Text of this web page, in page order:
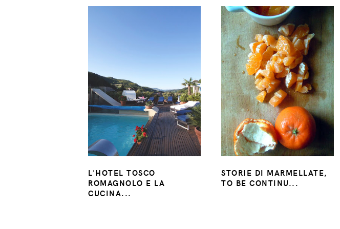
L'HOTEL TOSCO
ROMAGNOLO E LA
CUCINA...
STORIE DI MARMELLATE,
TO BE CONTINU...